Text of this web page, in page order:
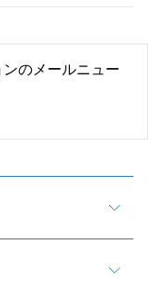
のメールニュー